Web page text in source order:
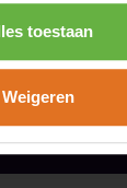
toestaan
Weigeren